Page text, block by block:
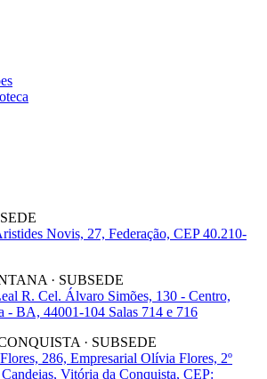
Novis, 27, Federação, CEP 40.210-
· SUBSEDE
R. Cel. Álvaro Simões, 130 - Centro,
- BA, 44001-104 Salas 714 e 716
· SUBSEDE
286, Empresarial Olívia Flores, 2º
Vitória da Conquista, CEP: